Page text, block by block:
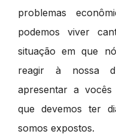
problemas
podemos viver
situação em que
reagir à nossa
apresentar a
que devemos ter
somos expostos.